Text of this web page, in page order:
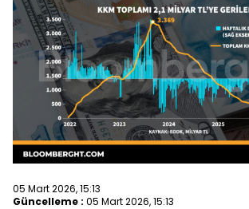
05 Mart 2026, 15:13
Güncelleme : 05 Mart 2026, 15:13